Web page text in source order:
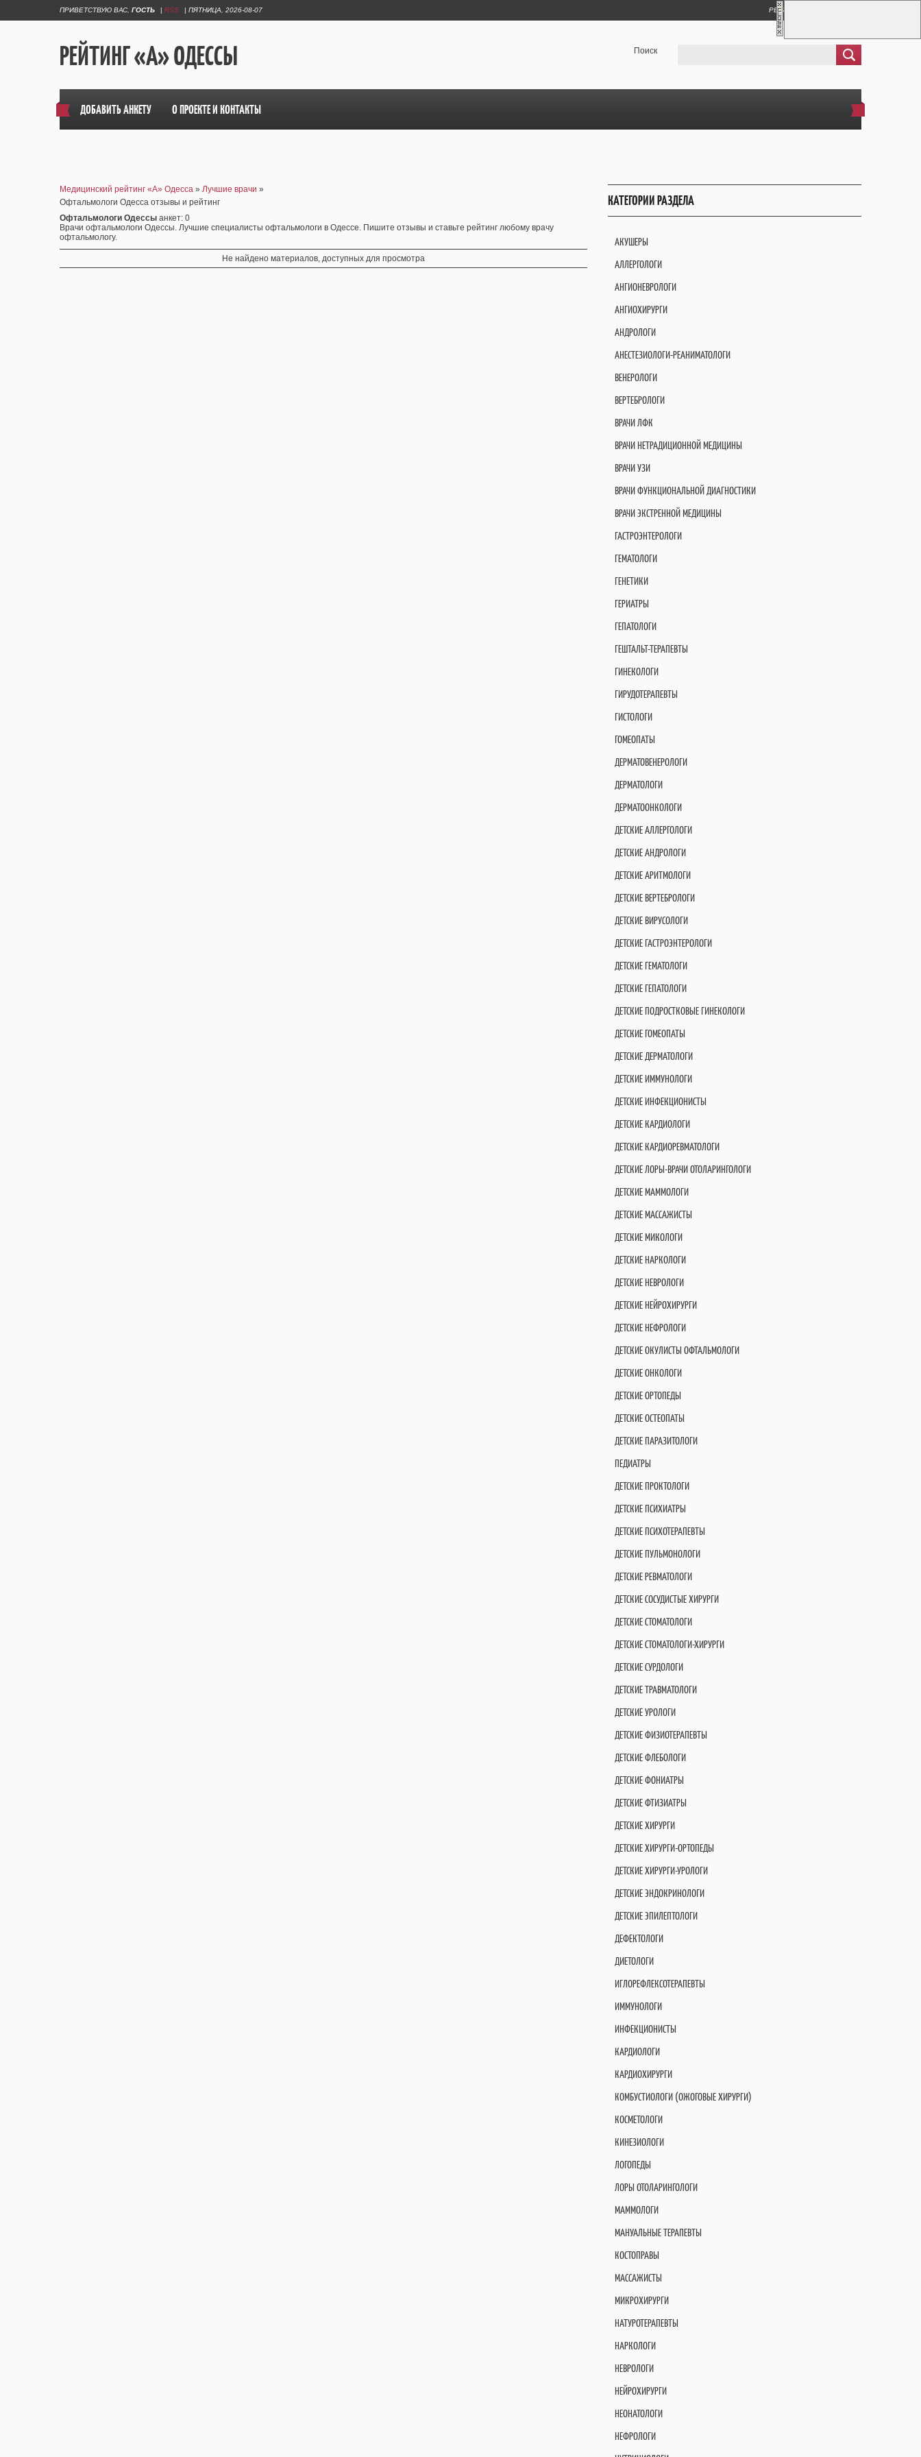
ПРИВЕТСТВУЮ ВАС ГОСТЬ | RSS | ПЯТНИЦА, 2026-08-07 РЕГИСТРАЦИЯ
РЕЙТИНГ «А» ОДЕССЫ Поиск
ДОБАВИТЬ АНКЕТУ О ПРОЕКТЕ И КОНТАКТЫ
Медицинский рейтинг «А» Одесса » Лучшие врачи »
Офтальмологи Одесса отзывы и рейтинг
Офтальмологи Одессы анкет: 0
Врачи офтальмологи Одессы. Лучшие специалисты офтальмологи в Одессе. Пишите отзывы и ставьте рейтинг любому врачу
офтальмологу.
Не найдено материалов, доступных для просмотра
КАТЕГОРИИ РАЗДЕЛА
АКУШЕРЫ
АЛЛЕРГОЛОГИ
АНГИОНЕВРОЛОГИ
АНГИОХИРУРГИ
АНДРОЛОГИ
АНЕСТЕЗИОЛОГИ-РЕАНИМАТОЛОГИ
ВЕНЕРОЛОГИ
ВЕРТЕБРОЛОГИ
ВРАЧИ ЛФК
ВРАЧИ НЕТРАДИЦИОННОЙ МЕДИЦИНЫ
ВРАЧИ УЗИ
ВРАЧИ ФУНКЦИОНАЛЬНОЙ ДИАГНОСТИКИ
ВРАЧИ ЭКСТРЕННОЙ МЕДИЦИНЫ
ГАСТРОЭНТЕРОЛОГИ
ГЕМАТОЛОГИ
ГЕНЕТИКИ
ГЕРИАТРЫ
ГЕПАТОЛОГИ
ГЕШТАЛЬТ-ТЕРАПЕВТЫ
ГИНЕКОЛОГИ
ГИРУДОТЕРАПЕВТЫ
ГИСТОЛОГИ
ГОМЕОПАТЫ
ДЕРМАТОВЕНЕРОЛОГИ
ДЕРМАТОЛОГИ
ДЕРМАТООНКОЛОГИ
ДЕТСКИЕ АЛЛЕРГОЛОГИ
ДЕТСКИЕ АНДРОЛОГИ
ДЕТСКИЕ АРИТМОЛОГИ
ДЕТСКИЕ ВЕРТЕБРОЛОГИ
ДЕТСКИЕ ВИРУСОЛОГИ
ДЕТСКИЕ ГАСТРОЭНТЕРОЛОГИ
ДЕТСКИЕ ГЕМАТОЛОГИ
ДЕТСКИЕ ГЕПАТОЛОГИ
ДЕТСКИЕ ПОДРОСТКОВЫЕ ГИНЕКОЛОГИ
ДЕТСКИЕ ГОМЕОПАТЫ
ДЕТСКИЕ ДЕРМАТОЛОГИ
ДЕТСКИЕ ИММУНОЛОГИ
ДЕТСКИЕ ИНФЕКЦИОНИСТЫ
ДЕТСКИЕ КАРДИОЛОГИ
ДЕТСКИЕ КАРДИОРЕВМАТОЛОГИ
ДЕТСКИЕ ЛОРЫ-ВРАЧИ ОТОЛАРИНГОЛОГИ
ДЕТСКИЕ МАММОЛОГИ
ДЕТСКИЕ МАССАЖИСТЫ
ДЕТСКИЕ МИКОЛОГИ
ДЕТСКИЕ НАРКОЛОГИ
ДЕТСКИЕ НЕВРОЛОГИ
ДЕТСКИЕ НЕЙРОХИРУРГИ
ДЕТСКИЕ НЕФРОЛОГИ
ДЕТСКИЕ ОКУЛИСТЫ ОФТАЛЬМОЛОГИ
ДЕТСКИЕ ОНКОЛОГИ
ДЕТСКИЕ ОРТОПЕДЫ
ДЕТСКИЕ ОСТЕОПАТЫ
ДЕТСКИЕ ПАРАЗИТОЛОГИ
ПЕДИАТРЫ
ДЕТСКИЕ ПРОКТОЛОГИ
ДЕТСКИЕ ПСИХИАТРЫ
ДЕТСКИЕ ПСИХОТЕРАПЕВТЫ
ДЕТСКИЕ ПУЛЬМОНОЛОГИ
ДЕТСКИЕ РЕВМАТОЛОГИ
ДЕТСКИЕ СОСУДИСТЫЕ ХИРУРГИ
ДЕТСКИЕ СТОМАТОЛОГИ
ДЕТСКИЕ СТОМАТОЛОГИ-ХИРУРГИ
ДЕТСКИЕ СУРДОЛОГИ
ДЕТСКИЕ ТРАВМАТОЛОГИ
ДЕТСКИЕ УРОЛОГИ
ДЕТСКИЕ ФИЗИОТЕРАПЕВТЫ
ДЕТСКИЕ ФЛЕБОЛОГИ
ДЕТСКИЕ ФОНИАТРЫ
ДЕТСКИЕ ФТИЗИАТРЫ
ДЕТСКИЕ ХИРУРГИ
ДЕТСКИЕ ХИРУРГИ-ОРТОПЕДЫ
ДЕТСКИЕ ХИРУРГИ-УРОЛОГИ
ДЕТСКИЕ ЭНДОКРИНОЛОГИ
ДЕТСКИЕ ЭПИЛЕПТОЛОГИ
ДЕФЕКТОЛОГИ
ДИЕТОЛОГИ
ИГЛОРЕФЛЕКСОТЕРАПЕВТЫ
ИММУНОЛОГИ
ИНФЕКЦИОНИСТЫ
КАРДИОЛОГИ
КАРДИОХИРУРГИ
КОМБУСТИОЛОГИ (ОЖОГОВЫЕ ХИРУРГИ)
КОСМЕТОЛОГИ
КИНЕЗИОЛОГИ
ЛОГОПЕДЫ
ЛОРЫ ОТОЛАРИНГОЛОГИ
МАММОЛОГИ
МАНУАЛЬНЫЕ ТЕРАПЕВТЫ
КОСТОПРАВЫ
МАССАЖИСТЫ
МИКРОХИРУРГИ
НАТУРОТЕРАПЕВТЫ
НАРКОЛОГИ
НЕВРОЛОГИ
НЕЙРОХИРУРГИ
НЕОНАТОЛОГИ
НЕФРОЛОГИ